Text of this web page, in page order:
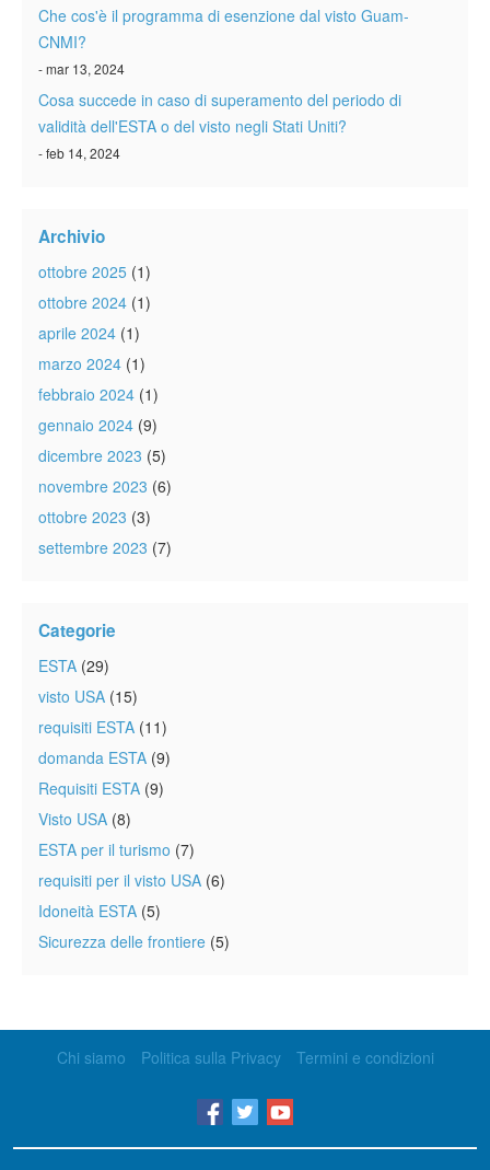
Che cos'è il programma di esenzione dal visto Guam-
CNMI?
- mar 13, 2024
Cosa succede in caso di superamento del periodo di
validità dell'ESTA o del visto negli Stati Uniti?
- feb 14, 2024
Archivio
ottobre 2025 (1)
ottobre 2024 (1)
aprile 2024 (1)
marzo 2024 (1)
febbraio 2024 (1)
gennaio 2024 (9)
dicembre 2023 (5)
novembre 2023 (6)
ottobre 2023 (3)
settembre 2023 (7)
Categorie
ESTA (29)
visto USA (15)
requisiti ESTA (11)
domanda ESTA (9)
Requisiti ESTA (9)
Visto USA (8)
ESTA per il turismo (7)
requisiti per il visto USA (6)
Idoneità ESTA (5)
Sicurezza delle frontiere (5)
Chi siamo Politica sulla Privacy Termini e condizioni